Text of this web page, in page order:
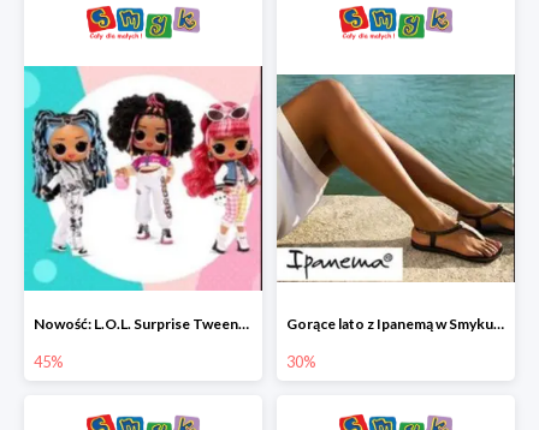
Nowość: L.O.L. Surprise Tweens Doll w Smyku do -45%
45%
Gorące lato z Ipanemą w Smyku do -30%
30%